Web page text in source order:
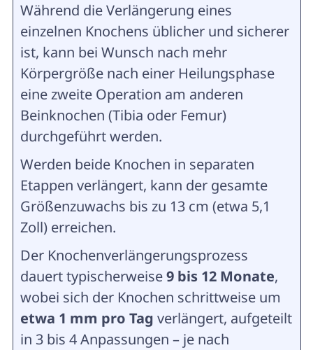
Während die Verlängerung eines
einzelnen Knochens üblicher und sicherer
ist, kann bei Wunsch nach mehr
Körpergröße nach einer Heilungsphase
eine zweite Operation am anderen
Beinknochen (Tibia oder Femur)
durchgeführt werden.
Werden beide Knochen in separaten
Etappen verlängert, kann der gesamte
Größenzuwachs bis zu 13 cm (etwa 5,1
Zoll) erreichen.
Der Knochenverlängerungsprozess
dauert typischerweise9 bis 12 Monate,
wobei sich der Knochen schrittweise um
etwa 1 mm pro Tag verlängert, aufgeteilt
in 3 bis 4 Anpassungen – je nach